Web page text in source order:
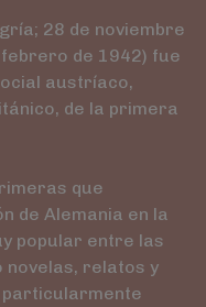
28 de noviembre
de 1942) fue
austríaco,
de la primera
que
de Alemania en la
popular entre las
novelas, relatos y
particularmente